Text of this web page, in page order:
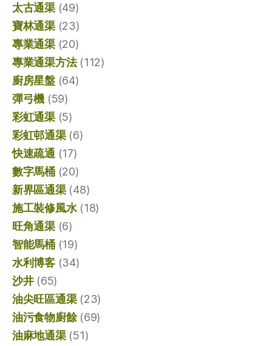
太古通渠(49)
寶林通渠(23)
專業通渠(20)
專業通渠方法(112)
廚房星盤(64)
彈弓機 (59)
彩虹通渠(5)
彩虹邨通渠(6)
快速疏通 (17)
數字馬桶(20)
新界區通渠(48)
施工裝修風水(18)
旺角通渠(6)
智能馬桶(19)
水利博客(34)
沙井(65)
油尖旺區通渠(23)
油污食物廚餘(69)
油麻地通渠(51)